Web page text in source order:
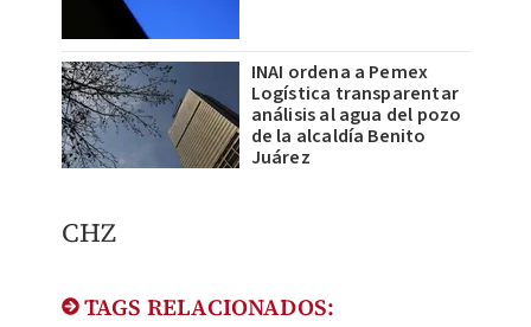
INAI ordena a Pemex
Logística transparentar
análisis al agua del pozo
de la alcaldía Benito
Juárez
CHZ
TAGS RELACIONADOS: